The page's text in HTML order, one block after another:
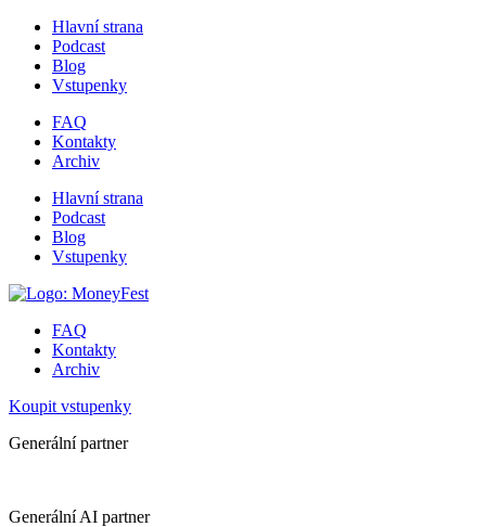
Hlavní strana
Podcast
Blog
Vstupenky
FAQ
Kontakty
Archiv
Hlavní strana
Podcast
Blog
Vstupenky
FAQ
Kontakty
Archiv
Koupit vstupenky
Generální partner
Generální AI partner